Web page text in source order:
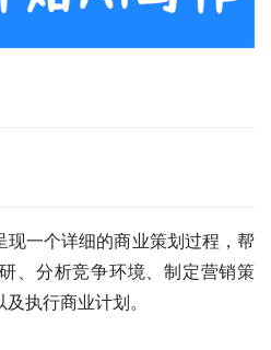
现一个详细的商业策划过程，帮
、分析竞争环境、制定营销策
执行商业计划。